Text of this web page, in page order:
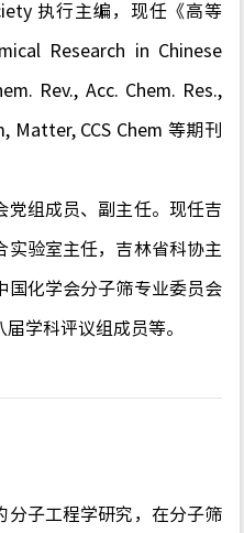
执行主编，现任《高等
Research in Chinese
Rev., Acc. Chem. Res.,
Matter, CCS Chem 等期刊
党组成员、副主任。现任吉
实验室主任，吉林省科协主
国化学会分子筛专业委员会
学科评议组成员等。
分子工程学研究，在分子筛